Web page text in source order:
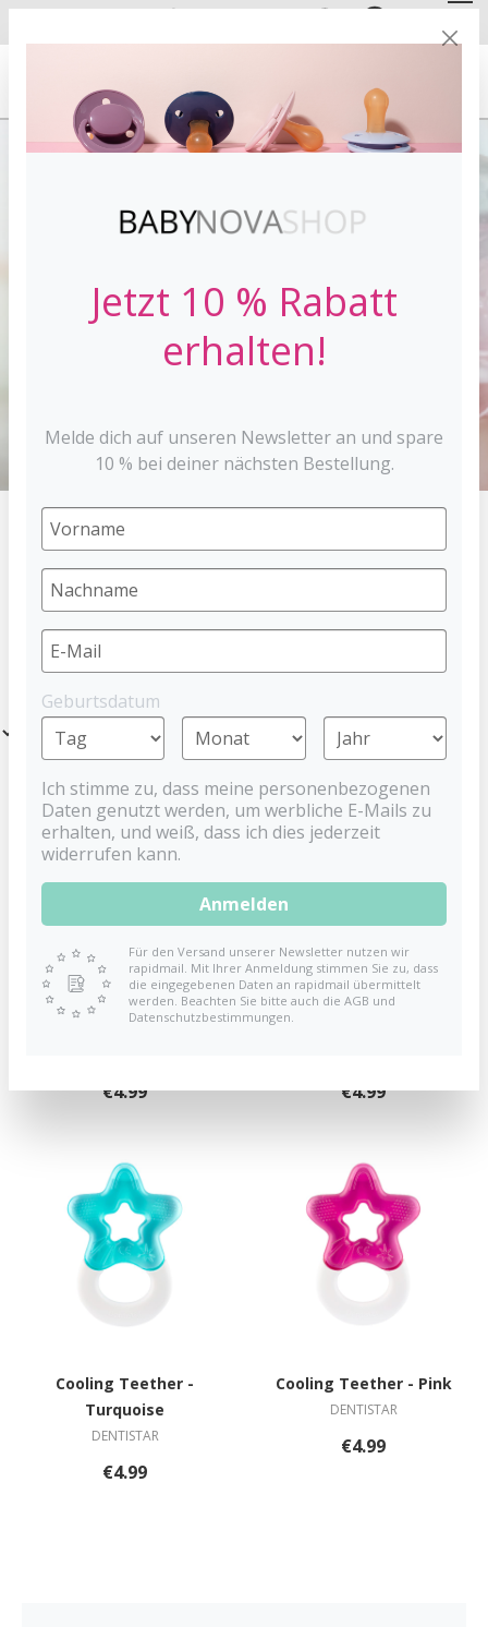
EN
HOME TEETHER
PRODUCTS
Cooling Teether - Blue
€4.99
Cooling Teether - Mint
€4.99
Cooling Teether -
Turquoise
DENTISTAR
€4.99
Cooling Teether - Pink
DENTISTAR
€4.99
Jetzt 10 % Rabatt
erhalten!
Melde dich auf unseren Newsletter an und spare
10 % bei deiner nächsten Bestellung.
Geburtsdatum
Ich stimme zu, dass meine personenbezogenen
Daten genutzt werden, um werbliche E-Mails zu
erhalten, und weiß, dass ich dies jederzeit
widerrufen kann.
Anmelden
Für den Versand unserer Newsletter nutzen wir
rapidmail. Mit Ihrer Anmeldung stimmen Sie zu, dass
die eingegebenen Daten an rapidmail übermittelt
werden. Beachten Sie bitte auch die AGB und
Datenschutzbestimmungen.